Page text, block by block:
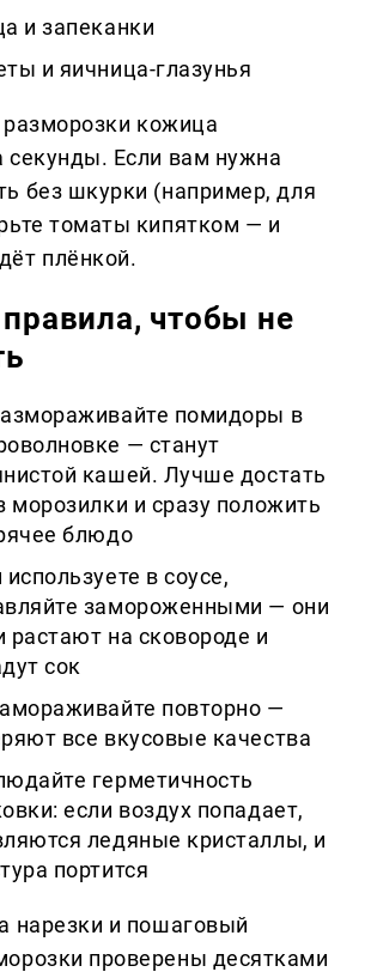
и запеканки
и яичница-глазунья
разморозки кожица
секунды. Если вам нужна
без шкурки (например, для
томаты кипятком — и
плёнкой.
чтобы не
помидоры в
— станут
кашей. Лучше достать
морозилки и сразу положить
блюдо
используете в соусе,
замороженными — они
растают на сковороде и
сок
повторно —
все вкусовые качества
герметичность
если воздух попадает,
ледяные кристаллы, и
портится
нарезки и пошаговый
проверены десятками